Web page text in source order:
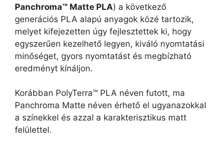
Panchroma™ Matte PLA) a következő
generációs PLA alapú anyagok közé tartozik,
melyet kifejezetten úgy fejlesztettek ki, hogy
egyszerűen kezelhető legyen, kiváló nyomtatási
minőséget, gyors nyomtatást és megbízható
eredményt kínáljon.
Korábban PolyTerra™ PLA néven futott, ma
Panchroma Matte néven érhető el ugyanazokkal
a színekkel és azzal a karakterisztikus matt
felülettel.